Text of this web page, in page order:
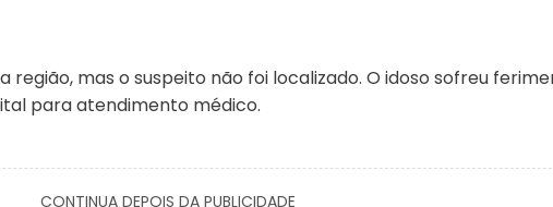
região, mas o suspeito não foi localizado. O idoso sofreu
para atendimento médico.
CONTINUA DEPOIS DA PUBLICIDADE